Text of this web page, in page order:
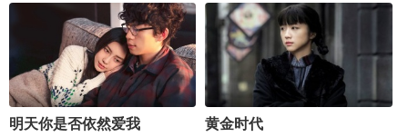
明天你是否依然爱我 黄金时代